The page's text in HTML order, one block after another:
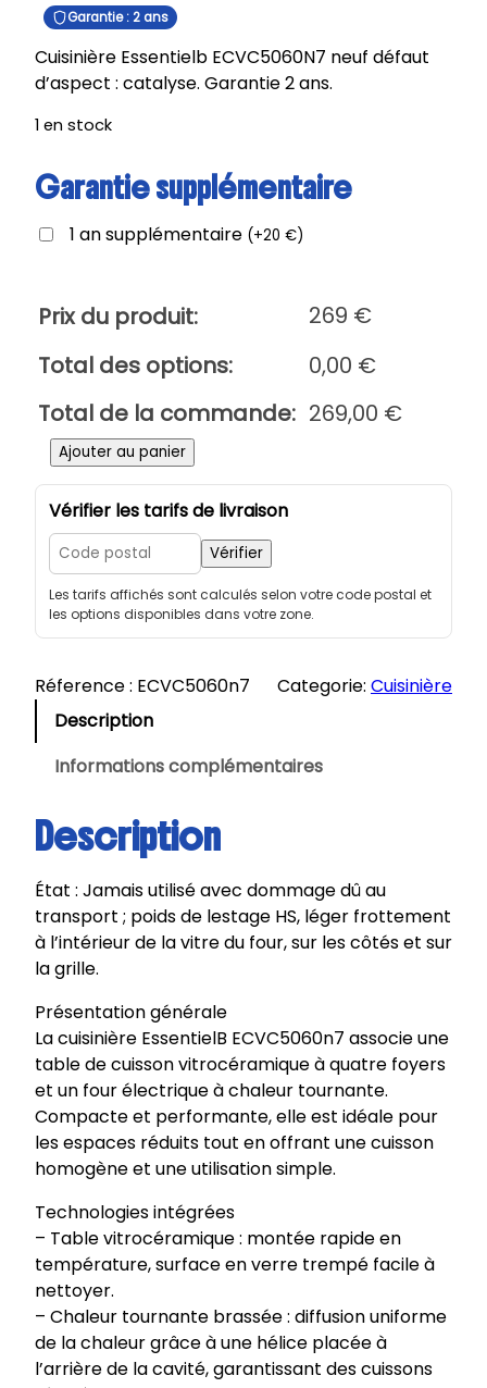
Garantie : 2 ans
Cuisinière Essentielb ECVC5060N7 neuf défaut
d’aspect : catalyse. Garantie 2 ans.
1 en stock
Garantie supplémentaire
1 an supplémentaire (+20 €)
Prix du produit: 269 €
Total des options:
0,00 €
Total de la commande: 269,00 €
é
e
s
n
e
l
b
|
u
i
s
i
n
i
è
r
e
v
i
t
r
o
Ajouter au panier
Vérifier les tarifs de livraison
Vérifier
Les tarifs affichés sont calculés selon votre code postal et
les options disponibles dans votre zone.
Réference : ECVC5060n7 Categorie: Cuisinière
Description
Informations complémentaires
Description
État : Jamais utilisé avec dommage dû au
transport ; poids de lestage HS, léger frottement
à l’intérieur de la vitre du four, sur les côtés et sur
la grille.
Présentation générale
La cuisinière EssentielB ECVC5060n7 associe une
table de cuisson vitrocéramique à quatre foyers
et un four électrique à chaleur tournante.
Compacte et performante, elle est idéale pour
les espaces réduits tout en offrant une cuisson
homogène et une utilisation simple.
Technologies intégrées
– Table vitrocéramique : montée rapide en
température, surface en verre trempé facile à
nettoyer.
– Chaleur tournante brassée : diffusion uniforme
de la chaleur grâce à une hélice placée à
l’arrière de la cavité, garantissant des cuissons